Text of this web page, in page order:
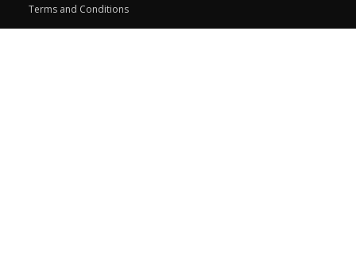
Terms and Conditions